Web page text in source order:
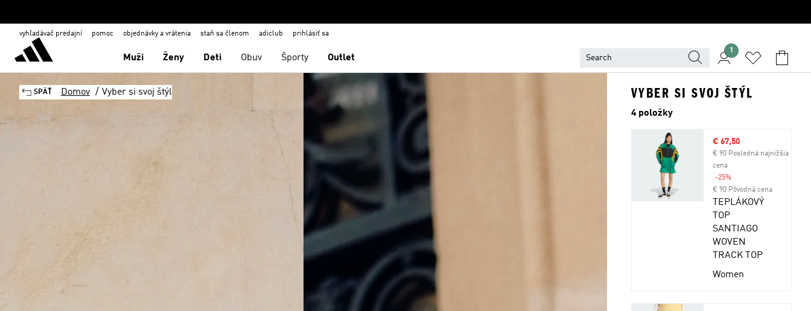
vyhľadávač predajní pomoc objednávky a vrátenia staň sa členom adiclub prihlásiť sa
Muži Ženy Deti Obuv Športy Outlet
1
SPÄŤ Domov / Vyber si svoj štýl VYBER SI SVOJ ŠTÝL
4 položky
Výpredajová cena
€ 67,50
€ 90 Posledná najnižšia
cena
-25%Zľava
€ 90 Pôvodná cena
TEPLÁKOVÝ
TOP
SANTIAGO
WOVEN
TRACK TOP
Women